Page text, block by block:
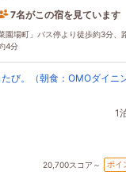
7名がこの宿を見ています
1時間前に予約されました
園場町」バス停より徒歩約3分、
4分
び。（朝食：OMOダイニ
1
20,700スコア～ ポイ